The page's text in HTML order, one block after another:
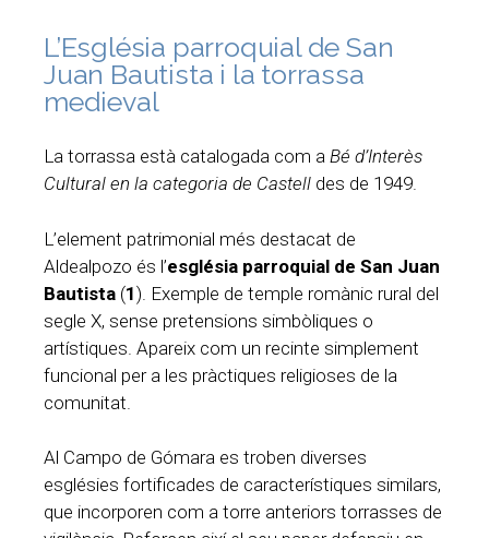
L’Església parroquial de San
Juan Bautista i la torrassa
medieval
La torrassa està catalogada com a Bé d’Interès
Cultural en la categoria de Castell des de 1949.
L’element patrimonial més destacat de
Aldealpozo és l’església parroquial de San Juan
Bautista (1). Exemple de temple romànic rural del
segle X, sense pretensions simbòliques o
artístiques. Apareix com un recinte simplement
funcional per a les pràctiques religioses de la
comunitat.
Al Campo de Gómara es troben diverses
esglésies fortificades de característiques similars,
que incorporen com a torre anteriors torrasses de